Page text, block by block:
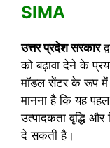
SIMA
उत्तर प्रदेश सरकार
को बढ़ावा देने के
मॉडल सेंटर के रूप में
मानना है कि यह
उत्पादकता वृद्धि
दे सकती है।